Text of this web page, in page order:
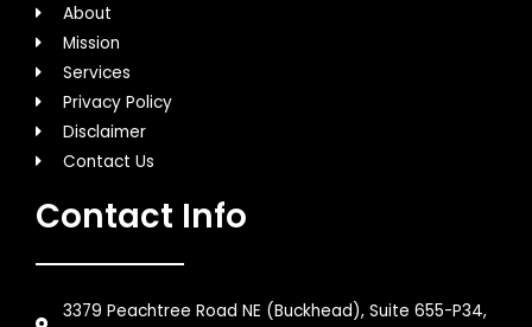
About
Mission
Services
Privacy Policy
Disclaimer
Contact Us
Contact Info
3379 Peachtree Road NE (Buckhead), Suite 655-P34,